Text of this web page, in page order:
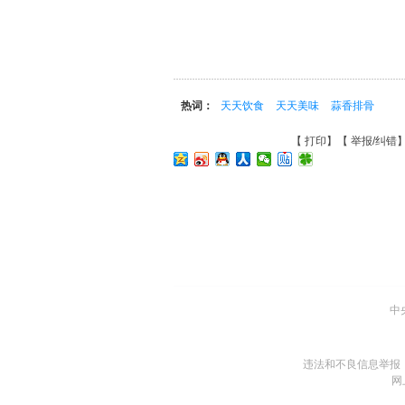
热词： 天天饮食 天天美味 蒜香排骨
【 打印 】【 举报/纠错
中
违法和不良信息举报